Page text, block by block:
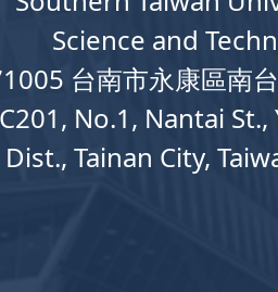
Science and
台南市永康區南
C201, No.1, Nantai
Dist., Tainan City,